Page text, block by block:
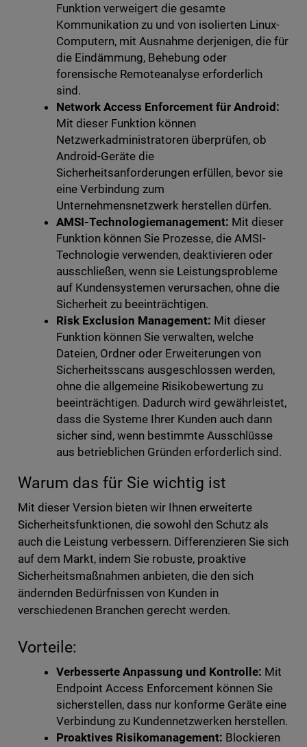
Funktion verweigert die gesamte
Kommunikation zu und von isolierten Linux-
Computern, mit Ausnahme derjenigen, die für
die Eindämmung, Behebung oder
forensische Remoteanalyse erforderlich
sind.
Network Access Enforcement für Android:
Mit dieser Funktion können
Netzwerkadministratoren überprüfen, ob
Android-Geräte die
Sicherheitsanforderungen erfüllen, bevor sie
eine Verbindung zum
Unternehmensnetzwerk herstellen dürfen.
AMSI-Technologiemanagement: Mit dieser
Funktion können Sie Prozesse, die AMSI-
Technologie verwenden, deaktivieren oder
ausschließen, wenn sie Leistungsprobleme
auf Kundensystemen verursachen, ohne die
Sicherheit zu beeinträchtigen.
Risk Exclusion Management: Mit dieser
Funktion können Sie verwalten, welche
Dateien, Ordner oder Erweiterungen von
Sicherheitsscans ausgeschlossen werden,
ohne die allgemeine Risikobewertung zu
beeinträchtigen. Dadurch wird gewährleistet,
dass die Systeme Ihrer Kunden auch dann
sicher sind, wenn bestimmte Ausschlüsse
aus betrieblichen Gründen erforderlich sind.
Warum das für Sie wichtig ist
Mit dieser Version bieten wir Ihnen erweiterte
Sicherheitsfunktionen, die sowohl den Schutz als
auch die Leistung verbessern. Differenzieren Sie sich
auf dem Markt, indem Sie robuste, proaktive
Sicherheitsmaßnahmen anbieten, die den sich
ändernden Bedürfnissen von Kunden in
verschiedenen Branchen gerecht werden.
Vorteile:
Verbesserte Anpassung und Kontrolle: Mit
Endpoint Access Enforcement können Sie
sicherstellen, dass nur konforme Geräte eine
Verbindung zu Kundennetzwerken herstellen.
Proaktives Risikomanagement: Blockieren